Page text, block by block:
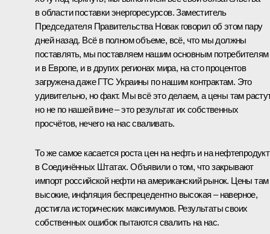
в области поставки энергоресурсов. Заместитель
Председателя Правительства Новакговорил об этом пару
дней назад. Всё в полном объеме, всё, что мы должны
поставлять, мы поставляем нашим основным потребителям
и в Европе, и в других регионах мира, на сто процентов
загружена даже ГТС Украины по нашим контрактам. Это
удивительно, но факт. Мы всё это делаем, а цены там
но не по нашей вине – это результат их собственных
просчётов, нечего на нас сваливать.
То же самое касается роста цен на нефть и на
в Соединённых Штатах. Объявили о том, что закрывают
импорт российской нефти на американский рынок. Цены там
высокие, инфляция беспрецедентно высокая – наверное,
достигла исторических максимумов. Результаты своих
собственных ошибок пытаются свалить на нас.